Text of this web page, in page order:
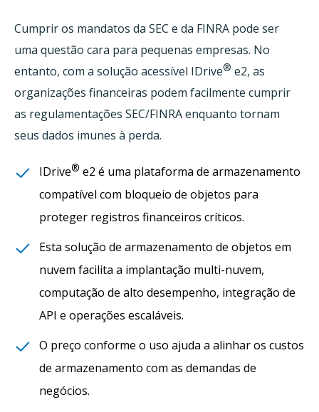
Cumprir os mandatos da SEC e da FINRA pode ser
uma questão cara para pequenas empresas. No
entanto, com a solução acessível IDrive® e2, as
organizações financeiras podem facilmente cumprir
as regulamentações SEC/FINRA enquanto tornam
seus dados imunes à perda.
IDrive® e2 é uma plataforma de armazenamento
compatível com bloqueio de objetos para
proteger registros financeiros críticos.
Esta solução de armazenamento de objetos em
nuvem facilita a implantação multi-nuvem,
computação de alto desempenho, integração de
API e operações escaláveis.
O preço conforme o uso ajuda a alinhar os custos
de armazenamento com as demandas de
negócios.